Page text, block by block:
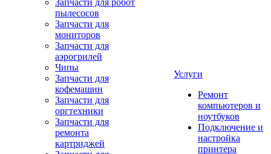
Запчасти для робот
пылесосов
Запчасти для
мониторов
Запчасти для
аэрогрилей
Чипы
Запчасти для
кофемашин
Запчасти для
оргтехники
Запчасти для
ремонта
картриджей
Услуги
Ремонт
компьютеров и
ноутбуков
Подключение и
настройка
принтера